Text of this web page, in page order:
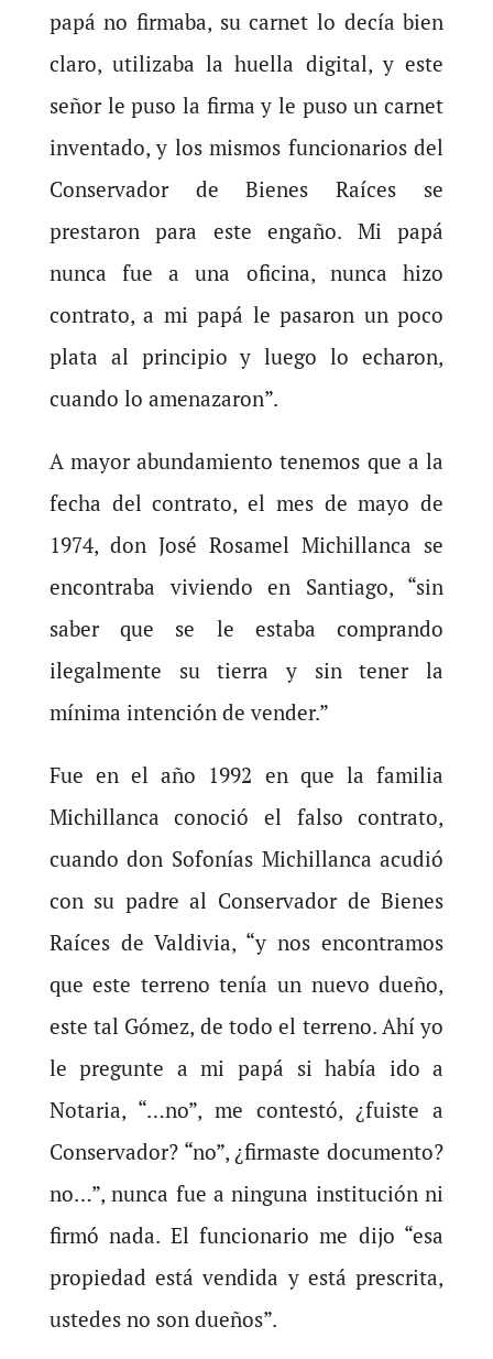
papá no firmaba, su carnet lo decía bien
claro, utilizaba la huella digital, y este
señor le puso la firma y le puso un carnet
inventado, y los mismos funcionarios del
Conservador de Bienes Raíces se
prestaron para este engaño. Mi papá
nunca fue a una oficina, nunca hizo
contrato, a mi papá le pasaron un poco
plata al principio y luego lo echaron,
cuando lo amenazaron”.
A mayor abundamiento tenemos que a la
fecha del contrato, el mes de mayo de
1974, don José Rosamel Michillanca se
encontraba viviendo en Santiago, “sin
saber que se le estaba comprando
ilegalmente su tierra y sin tener la
mínima intención de vender.”
Fue en el año 1992 en que la familia
Michillanca conoció el falso contrato,
cuando don Sofonías Michillanca acudió
con su padre al Conservador de Bienes
Raíces de Valdivia, “y nos encontramos
que este terreno tenía un nuevo dueño,
este tal Gómez, de todo el terreno. Ahí yo
le pregunte a mi papá si había ido a
Notaria, “…no”, me contestó, ¿fuiste a
Conservador? “no”, ¿firmaste documento?
no…”, nunca fue a ninguna institución ni
firmó nada. El funcionario me dijo “esa
propiedad está vendida y está prescrita,
ustedes no son dueños”.